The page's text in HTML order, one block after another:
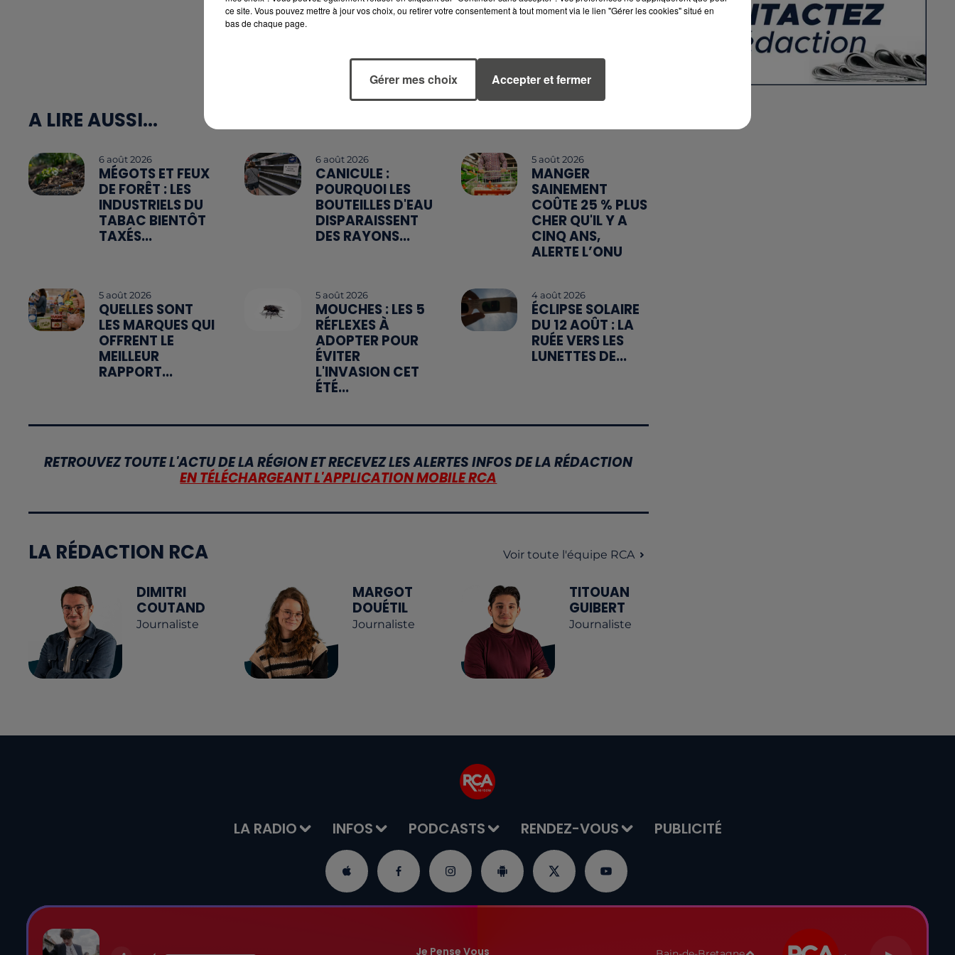
A LIRE AUSSI...
6 août 2026
MÉGOTS ET FEUX
DE FORÊT : LES
INDUSTRIELS DU
TABAC BIENTÔT
TAXÉS...
6 août 2026
CANICULE :
POURQUOI LES
BOUTEILLES D'EAU
DISPARAISSENT
DES RAYONS...
5 août 2026
MANGER
SAINEMENT
COÛTE 25 % PLUS
CHER QU'IL Y A
CINQ ANS,
ALERTE L’ONU
5 août 2026
QUELLES SONT
LES MARQUES QUI
OFFRENT LE
MEILLEUR
RAPPORT...
5 août 2026
MOUCHES : LES 5
RÉFLEXES À
ADOPTER POUR
ÉVITER
L'INVASION CET
ÉTÉ...
4 août 2026
ÉCLIPSE SOLAIRE
DU 12 AOÛT : LA
RUÉE VERS LES
LUNETTES DE...
RETROUVEZ TOUTE L'ACTU DE LA RÉGION ET RECEVEZ LES ALERTES INFOS DE LA RÉDACTION
EN TÉLÉCHARGEANT L'APPLICATION MOBILE RCA
LA RÉDACTION RCA Voir toute l'équipe RCA
DIMITRI
COUTAND
Journaliste
MARGOT
DOUÉTIL
Journaliste
TITOUAN
GUIBERT
Journaliste
LA RADIO INFOS PODCASTS RENDEZ-VOUS PUBLICITÉ
Je Pense Vous
ce site. Vous pouvez mettre à jour vos choix, ou retirer votre consentement à tout moment via le lien "Gérer les cookies" situé en
bas de chaque page.
Gérer mes choix Accepter et fermer